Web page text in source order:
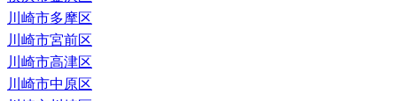
川崎市多摩区
川崎市宮前区
川崎市高津区
川崎市中原区